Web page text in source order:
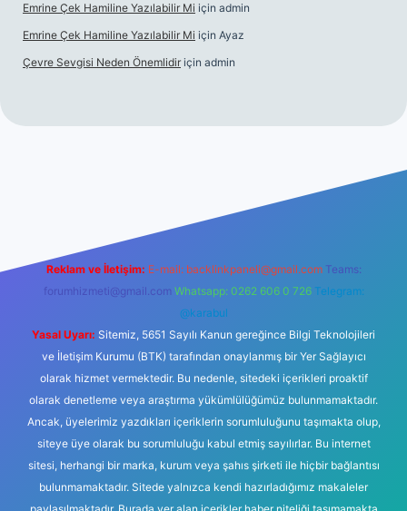
Emrine Çek Hamiline Yazılabilir Mi için admin
Emrine Çek Hamiline Yazılabilir Mi için Ayaz
Çevre Sevgisi Neden Önemlidir için admin
Reklam ve İletişim: E-mail: backlinkpaneli@gmail.com Teams:
forumhizmeti@gmail.com Whatsapp: 0262 606 0 726 Telegram:
@karabul
Yasal Uyarı: Sitemiz, 5651 Sayılı Kanun gereğince Bilgi Teknolojileri
ve İletişim Kurumu (BTK) tarafından onaylanmış bir Yer Sağlayıcı
olarak hizmet vermektedir. Bu nedenle, sitedeki içerikleri proaktif
olarak denetleme veya araştırma yükümlülüğümüz bulunmamaktadır.
Ancak, üyelerimiz yazdıkları içeriklerin sorumluluğunu taşımakta olup,
siteye üye olarak bu sorumluluğu kabul etmiş sayılırlar. Bu internet
sitesi, herhangi bir marka, kurum veya şahıs şirketi ile hiçbir bağlantısı
bulunmamaktadır. Sitede yalnızca kendi hazırladığımız makaleler